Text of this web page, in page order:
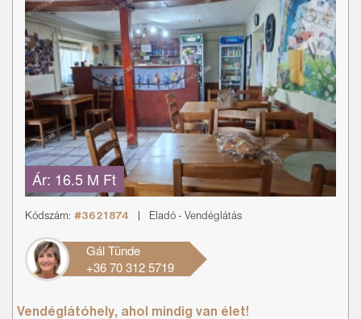
Ár: 16.5 M Ft
Kódszám: #3621874 Eladó - Vendéglátás
Gál Tünde
+36 70 312 5719
Vendéglátóhely, ahol mindig van élet!